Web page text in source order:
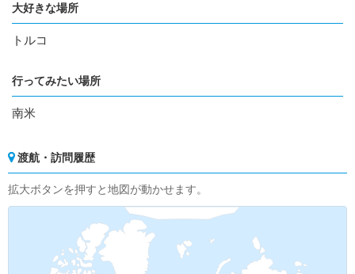
大好きな場所
トルコ
行ってみたい場所
南米
渡航・訪問履歴
拡大ボタンを押すと地図が動かせます。